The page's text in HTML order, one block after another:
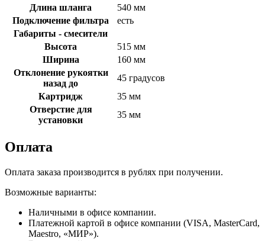
Длина шланга
540 мм
Подключение фильтра
есть
Габариты - смесители
Высота
515 мм
Ширина
160 мм
Отклонение рукоятки
назад до
45 градусов
Картридж
35 мм
Отверстие для
установки
35 мм
Оплата
Оплата заказа производится в рублях при получении.
Возможные варианты:
Наличными в офисе компании.
Платежной картой в офисе компании (VISA, MasterCard,
Maestro, «МИР»).